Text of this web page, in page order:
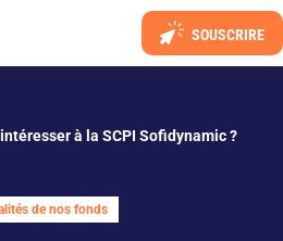
SOUSCRIRE
à la SCPI Sofidynamic ?
de nos fonds